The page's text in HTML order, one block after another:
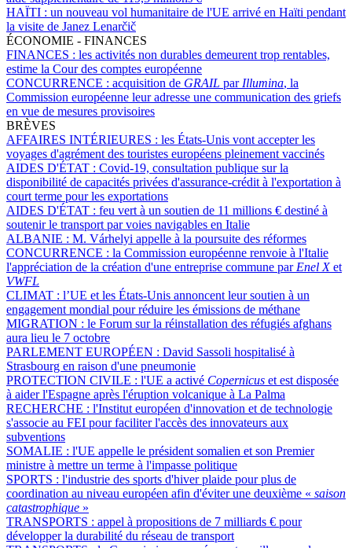
HAÏTI : un nouveau vol humanitaire de l'UE arrivé en Haïti pendant
la visite de Janez Lenarčič
ÉCONOMIE - FINANCES
FINANCES : les activités non durables demeurent trop rentables,
estime la Cour des comptes européenne
CONCURRENCE : acquisition de GRAIL par Illumina, la
Commission européenne leur adresse une communication des griefs
en vue de mesures provisoires
BRÈVES
AFFAIRES INTÉRIEURES : les États-Unis vont accepter les
voyages d'agrément des touristes européens pleinement vaccinés
AIDES D'ÉTAT : Covid-19, consultation publique sur la
disponibilité de capacités privées d'assurance-crédit à l'exportation à
court terme pour les exportations
AIDES D'ÉTAT : feu vert à un soutien de 11 millions € destiné à
soutenir le transport par voies navigables en Italie
ALBANIE : M. Várhelyi appelle à la poursuite des réformes
CONCURRENCE : la Commission européenne renvoie à l'Italie
l'appréciation de la création d'une entreprise commune par Enel Xet
VWFL
CLIMAT : l’UE et les États-Unis annoncent leur soutien à un
engagement mondial pour réduire les émissions de méthane
MIGRATION : le Forum sur la réinstallation des réfugiés afghans
aura lieu le 7 octobre
PARLEMENT EUROPÉEN : David Sassoli hospitalisé à
Strasbourg en raison d'une pneumonie
PROTECTION CIVILE : l'UE a activé Copernicus et est disposée
à aider l'Espagne après l'éruption volcanique à La Palma
RECHERCHE : l'Institut européen d'innovation et de technologie
s'associe au FEI pour faciliter l'accès des innovateurs aux
subventions
SOMALIE : l'UE appelle le président somalien et son Premier
ministre à mettre un terme à l'impasse politique
SPORTS : l'industrie des sports d'hiver plaide pour plus de
coordination au niveau européen afin d'éviter une deuxième « saison
catastrophique »
TRANSPORTS : appel à propositions de 7 milliards € pour
développer la durabilité du réseau de transport